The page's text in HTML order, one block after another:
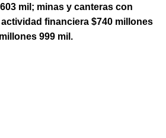
mil; minas y canteras con
financiera $740 millones
999 mil.